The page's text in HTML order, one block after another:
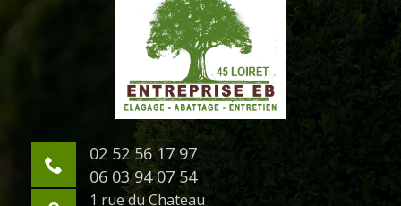
02 52 56 17 97
06 03 94 07 54
1 rue du Chateau